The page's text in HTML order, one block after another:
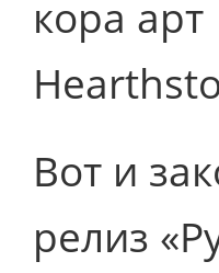
Вот и
релиз